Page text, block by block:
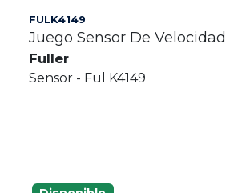
FULK4149
Juego Sensor De Velocidad
Fuller
Sensor - Ful K4149